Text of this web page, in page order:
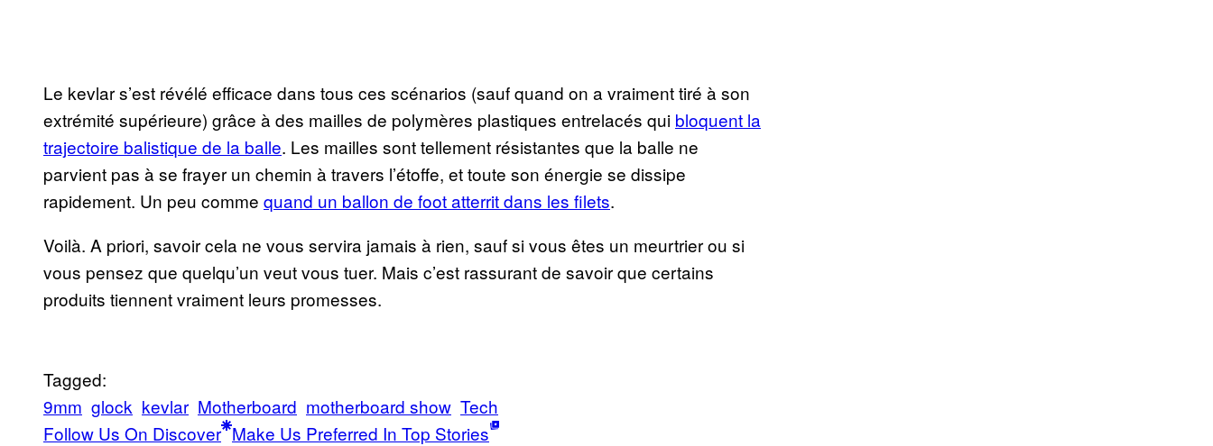
Le kevlar s’est révélé efficace dans tous ces scénarios (sauf quand on a vraiment tiré à son
extrémité supérieure) grâce à des mailles de polymères plastiques entrelacés qui bloquent la
trajectoire balistique de la balle. Les mailles sont tellement résistantes que la balle ne
parvient pas à se frayer un chemin à travers l’étoffe, et toute son énergie se dissipe
rapidement. Un peu comme quand un ballon de foot atterrit dans les filets.
Voilà. A priori, savoir cela ne vous servira jamais à rien, sauf si vous êtes un meurtrier ou si
vous pensez que quelqu’un veut vous tuer. Mais c’est rassurant de savoir que certains
produits tiennent vraiment leurs promesses.
Tagged:
9mm glock kevlar Motherboard motherboard show Tech
Follow Us On Discover Make Us Preferred In Top Stories